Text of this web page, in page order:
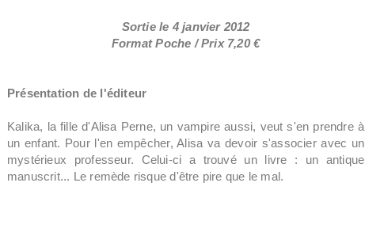
Sortie le 4 janvier 2012
Format Poche / Prix 7,20 €
Présentation de l'éditeur
Kalika, la fille d'Alisa Perne, un vampire aussi, veut s'en prendre à
un enfant. Pour l'en empêcher, Alisa va devoir s'associer avec un
mystérieux professeur. Celui-ci a trouvé un livre : un antique
manuscrit... Le remède risque d'être pire que le mal.